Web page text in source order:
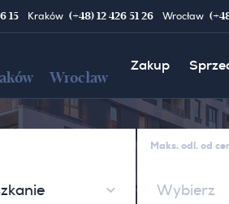
15 Kraków (+48) 12 426 51 26 Wrocław
Wrocław
Zakup
Maks. odl. od
Wybierz